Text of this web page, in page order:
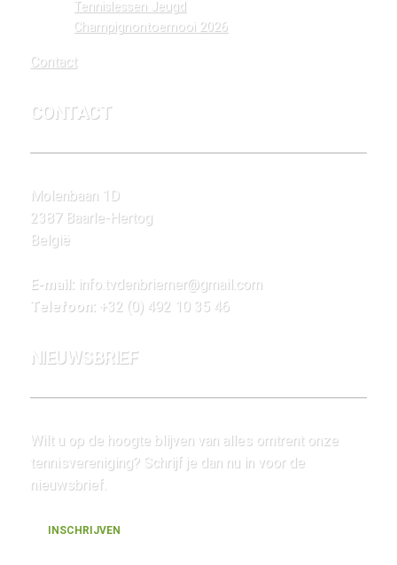
Tennislessen Jeugd
Champignontoernooi 2026
Contact
CONTACT
Molenbaan 1D
2387 Baarle-Hertog
België
E-mail:info.tvdenbriemer@gmail.com
Telefoon:+32 (0) 492 10 35 46
NIEUWSBRIEF
Wilt u op de hoogte blijven van alles omtrent onze
tennisvereniging? Schrijf je dan nu in voor de
nieuwsbrief.
INSCHRIJVEN